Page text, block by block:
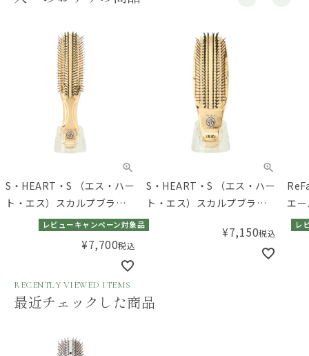
S・HEART・S （エス・ハー
ト・エス）スカルプブラシ
ワールドプレミアム ロング
レビューキャンペーン対象品
¥7,700税込
S・HEART・S （エス・ハー
ト・エス）スカルプブラシ
ワールドプレミアム ショー
¥7,150税込
エ
レ
RECENTLY VIEWED ITEMS
最近チェックした商品